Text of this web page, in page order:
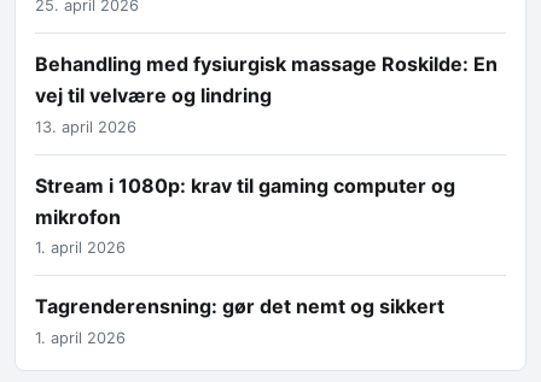
25. april 2026
Behandling med fysiurgisk massage Roskilde: En
vej til velvære og lindring
13. april 2026
Stream i 1080p: krav til gaming computer og
mikrofon
1. april 2026
Tagrenderensning: gør det nemt og sikkert
1. april 2026